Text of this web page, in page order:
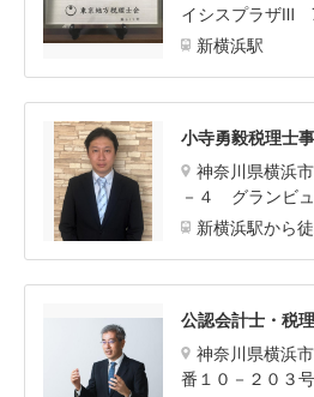
イシスプラザⅢ
新横浜駅
小寺勇毅税理士
神奈川県横浜
－４ グランビュ
新横浜駅から
公認会計士・税
神奈川県横浜
番１０－２０３号